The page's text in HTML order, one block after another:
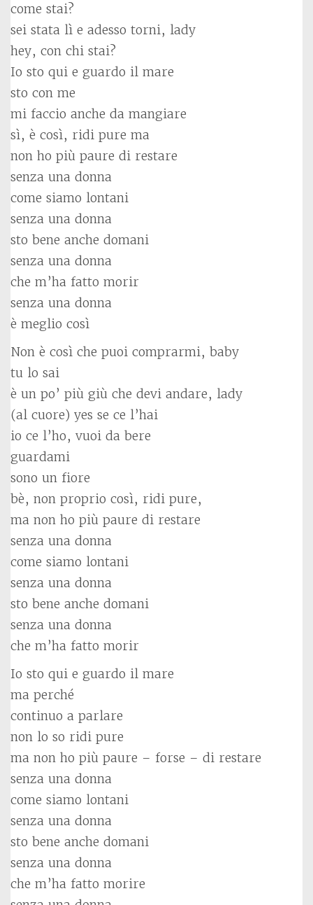
come stai?
sei stata lì e adesso torni, lady
hey, con chi stai?
Io sto qui e guardo il mare
sto con me
mi faccio anche da mangiare
sì, è così, ridi pure ma
non ho più paure di restare
senza una donna
come siamo lontani
senza una donna
sto bene anche domani
senza una donna
che m’ha fatto morir
senza una donna
è meglio così
Non è così che puoi comprarmi, baby
tu lo sai
è un po’ più giù che devi andare, lady
(al cuore) yes se ce l’hai
io ce l’ho, vuoi da bere
guardami
sono un fiore
bè, non proprio così, ridi pure,
ma non ho più paure di restare
senza una donna
come siamo lontani
senza una donna
sto bene anche domani
senza una donna
che m’ha fatto morir
Io sto qui e guardo il mare
ma perché
continuo a parlare
non lo so ridi pure
ma non ho più paure – forse – di restare
senza una donna
come siamo lontani
senza una donna
sto bene anche domani
senza una donna
che m’ha fatto morire